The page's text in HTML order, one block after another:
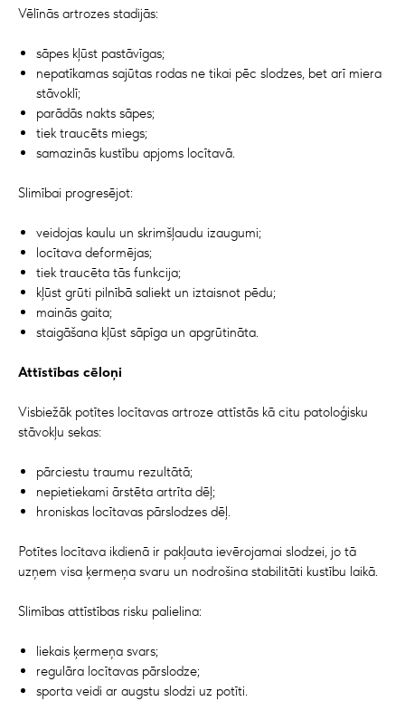
Vēlīnās artrozes stadijās:
sāpes kļūst pastāvīgas;
nepatīkamas sajūtas rodas ne tikai pēc slodzes, bet arī miera
stāvoklī;
parādās nakts sāpes;
tiek traucēts miegs;
samazinās kustību apjoms locītavā.
Slimībai progresējot:
veidojas kaulu un skrimšļaudu izaugumi;
locītava deformējas;
tiek traucēta tās funkcija;
kļūst grūti pilnībā saliekt un iztaisnot pēdu;
mainās gaita;
staigāšana kļūst sāpīga un apgrūtināta.
Attīstības cēloņi
Visbiežāk potītes locītavas artroze attīstās kā citu patoloģisku
stāvokļu sekas:
pārciestu traumu rezultātā;
nepietiekami ārstēta artrīta dēļ;
hroniskas locītavas pārslodzes dēļ.
Potītes locītava ikdienā ir pakļauta ievērojamai slodzei, jo tā
uzņem visa ķermeņa svaru un nodrošina stabilitāti kustību laikā.
Slimības attīstības risku palielina:
liekais ķermeņa svars;
regulāra locītavas pārslodze;
sporta veidi ar augstu slodzi uz potīti.